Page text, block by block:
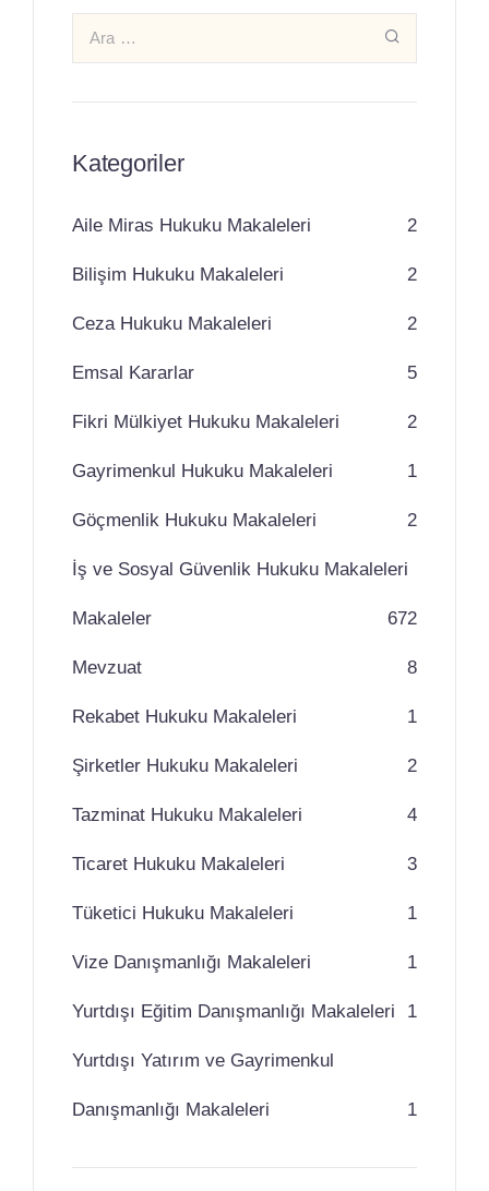
Kategoriler
Aile Miras Hukuku Makaleleri 2
Bilişim Hukuku Makaleleri 2
Ceza Hukuku Makaleleri 2
Emsal Kararlar 5
Fikri Mülkiyet Hukuku Makaleleri 2
Gayrimenkul Hukuku Makaleleri 1
Göçmenlik Hukuku Makaleleri 2
İş ve Sosyal Güvenlik Hukuku Makaleleri
2
Makaleler 67
Mevzuat 8
Rekabet Hukuku Makaleleri 1
Şirketler Hukuku Makaleleri 2
Tazminat Hukuku Makaleleri 4
Ticaret Hukuku Makaleleri 3
Tüketici Hukuku Makaleleri 1
Vize Danışmanlığı Makaleleri 1
Yurtdışı Eğitim Danışmanlığı Makaleleri 1
Yurtdışı Yatırım ve Gayrimenkul
Danışmanlığı Makaleleri 1